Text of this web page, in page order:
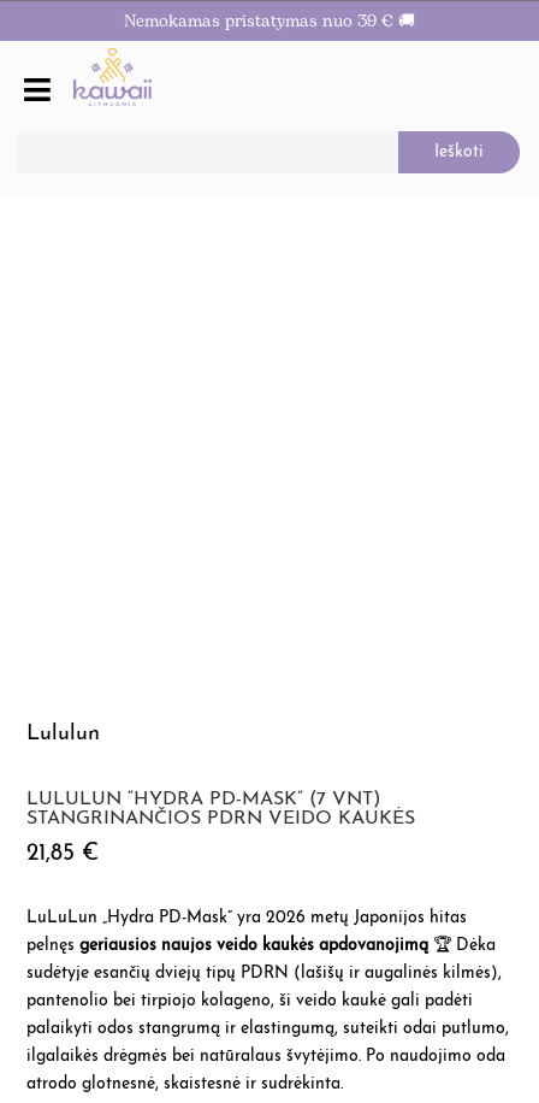
Nemokamas pristatymas nuo 39 € 🚚
Lululun
LULULUN “HYDRA PD-MASK” (7 VNT)
STANGRINANČIOS PDRN VEIDO KAUKĖS
21,85 €
LuLuLun „Hydra PD-Mask” yra 2026 metų Japonijos hitas
pelnęsgeriausios naujos veido kaukės apdovanojimą 🏆 Dėka
sudėtyje esančių dviejų tipų PDRN (lašišų ir augalinės kilmės),
pantenolio bei tirpiojo kolageno, ši veido kaukė gali padėti
palaikyti odos stangrumą ir elastingumą, suteikti odai putlumo,
ilgalaikės drėgmės bei natūralaus švytėjimo. Po naudojimo oda
atrodo glotnesnė, skaistesnė ir sudrėkinta.